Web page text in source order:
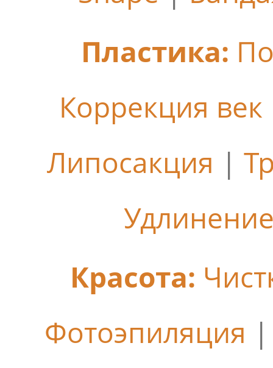
Пластика:
Коррекция век
Липосакция |
Красота:
Фотоэпиляция